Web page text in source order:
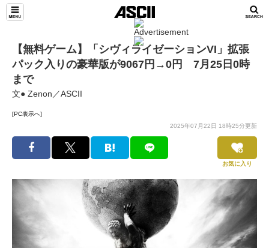
【無料ゲーム】「シヴィライゼーションVI」拡張
パック入りの豪華版が9067円→0円 7月25日0時
まで
文● Zenon／ASCII
[PC表示へ]
2025年07月22日 18時25分更新
お気に入り